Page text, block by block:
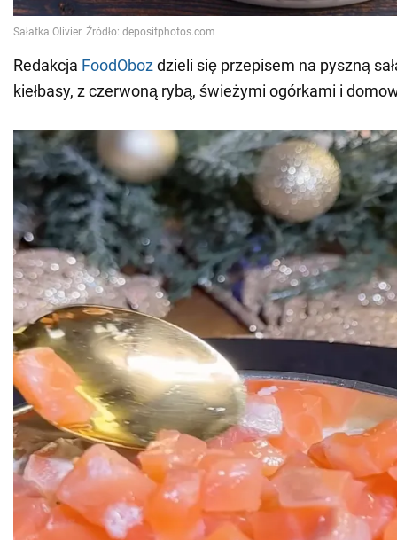
Redakcja FoodObozdzieli się przepisem na pyszną
kiełbasy, z czerwoną rybą, świeżymi ogórkami i